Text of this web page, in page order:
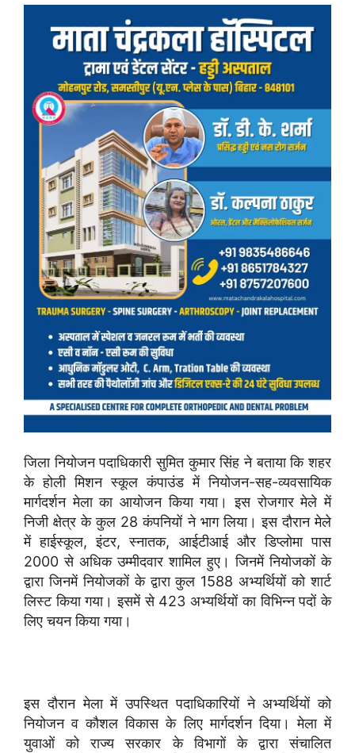
जिला नियोजन पदाधिकारी सुमित कुमार सिंह ने बताया कि शहर
के होली मिशन स्कूल कंपाउंड में नियोजन-सह-व्यवसायिक
मार्गदर्शन मेला का आयोजन किया गया। इस रोजगार मेले में
निजी क्षेत्र के कुल 28 कंपनियों ने भाग लिया। इस दौरान मेले
में हाईस्कूल, इंटर, स्नातक, आईटीआई और डिप्लोमा पास
2000 से अधिक उम्मीदवार शामिल हुए। जिनमें नियोजकों के
द्वारा जिनमें नियोजकों के द्वारा कुल 1588 अभ्यर्थियों को शार्ट
लिस्ट किया गया। इसमें से 423 अभ्यर्थियों का विभिन्न पदों के
लिए चयन किया गया।
इस दौरान मेला में उपस्थित पदाधिकारियों ने अभ्यर्थियों को
नियोजन व कौशल विकास के लिए मार्गदर्शन दिया। मेला में
युवाओं को राज्य सरकार के विभागों के द्वारा संचालित